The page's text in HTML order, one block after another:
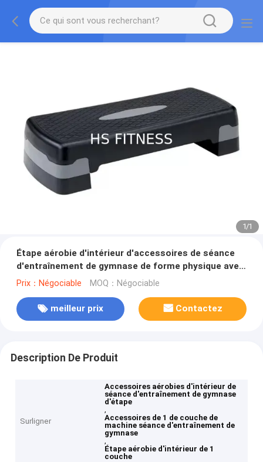
1/1
Étape aérobie d'intérieur d'accessoires de séance
d'entraînement de gymnase de forme physique avec
la machine de 1 couche
Prix：Négociable MOQ：Négociable
meilleur prix Contactez
Description De Produit
Surligner
Accessoires aérobies d'intérieur de
séance d'entraînement de gymnase
d'étape
,
Accessoires de 1 de couche de
machine séance d'entraînement de
gymnase
,
Étape aérobie d'intérieur de 1
couche